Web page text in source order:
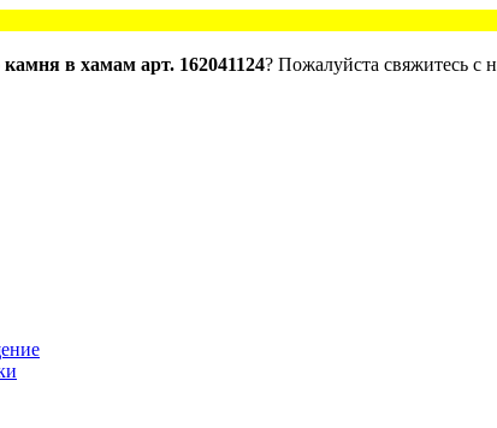
в хамам арт. 162041124? Пожалуйста свяжитесь с